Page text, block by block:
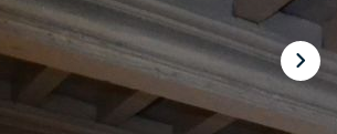
CONTACT
ESPACE CLIENT